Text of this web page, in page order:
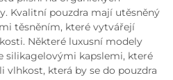
Kvalitní pouzdra mají utěsněný
těsněním, které vytvářejí
Některé luxusní modely
silikagelovými kapslemi, které
vlhkost, která by se do pouzdra